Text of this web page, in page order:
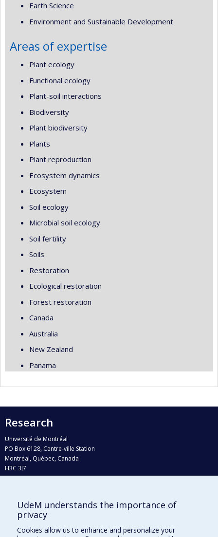
Earth Science
Environment and Sustainable Development
Areas of expertise
Plant ecology
Functional ecology
Plant-soil interactions
Biodiversity
Plant biodiversity
Plants
Plant reproduction
Ecosystem dynamics
Ecosystem
Soil ecology
Microbial soil ecology
Soil fertility
Soils
Restoration
Ecological restoration
Forest restoration
Canada
Australia
New Zealand
Panama
Research
Université de Montréal
PO Box 6128, Centre-ville Station
Montréal, Québec, Canada
H3C 3J7
Who does what?
Find us
UdeM understands the importance of
privacy
Cookies allow us to enhance and personalize your